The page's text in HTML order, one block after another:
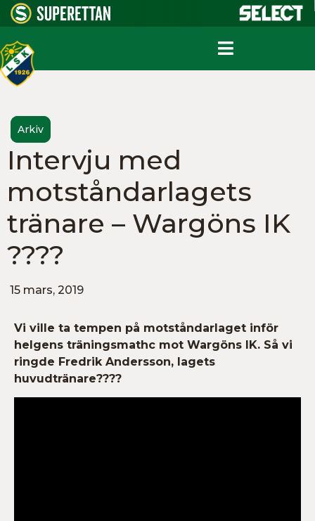
Arkiv
Intervju med
motståndarlagets
tränare – Wargöns IK
????
15 mars, 2019
Vi ville ta tempen på motståndarlaget inför
helgens träningsmathc mot Wargöns IK. Så vi
ringde Fredrik Andersson, lagets
huvudtränare????